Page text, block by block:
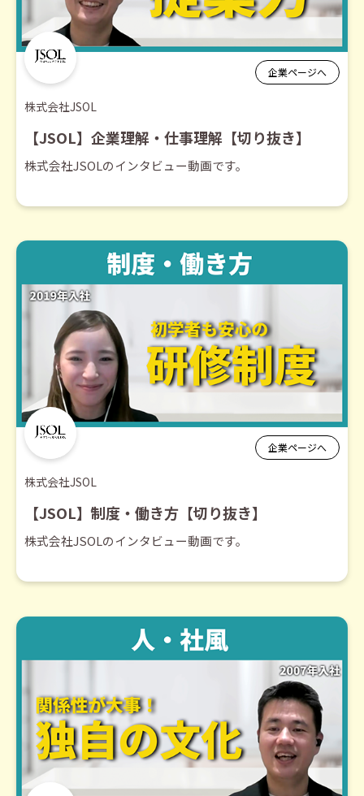
企業ページへ
株式会社JSOL
【JSOL】企業理解・仕事理解【切り抜き】
株式会社JSOLのインタビュー動画です。
企業ページへ
株式会社JSOL
【JSOL】制度・働き方【切り抜き】
株式会社JSOLのインタビュー動画です。